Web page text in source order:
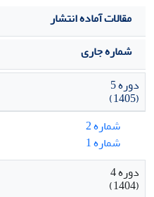
مقالات آماده انتشار
شماره جاری
دوره 5
(1405)
شماره 2
شماره 1
دوره 4
(1404)